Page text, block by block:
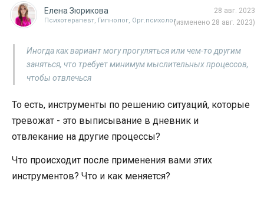
28 авг. 2023
(изменено 28 авг. 2023)
Елена Зюрикова
Психотерапевт, Гипнолог, Орг.психолог
Иногда как вариант могу прогуляться или чем-то другим
заняться, что требует минимум мыслительных процессов,
чтобы отвлечься
То есть, инструменты по решению ситуаций, которые
тревожат - это выписывание в дневник и
отвлекание на другие процессы?
Что происходит после применения вами этих
инструментов? Что и как меняется?